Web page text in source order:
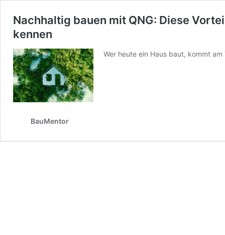
Nachhaltig bauen mit QNG: Diese
kennen
Wer heute ein Haus baut, kommt
BauMentor